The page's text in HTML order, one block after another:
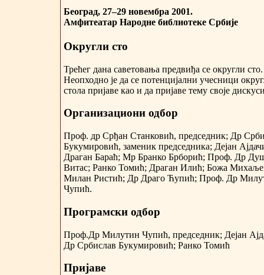
Београд, 27–29 новембра 2001.
Амфитеатар Народне библиотеке Србије
Округли сто
Трећег дана саветовања предвиђа се округли сто.
Неопходно је да се потенцијални учесници
стола пријаве као и да пријаве тему своје
Организациони одбор
Проф. др Срђан Станковић, председник; Др
Букумировић, заменик председника; Дејан
Драган Бараћ; Мр Бранко Брборић; Проф. Др
Витас; Ранко Томић; Драган Илић; Божа
Милан Ристић; Др Драго Ћупић; Проф. Др
Чупић.
Програмски одбор
Проф.Др Милутин Чупић, председник; Дејан
Др Србислав Букумировић; Ранко Томић
Пријаве